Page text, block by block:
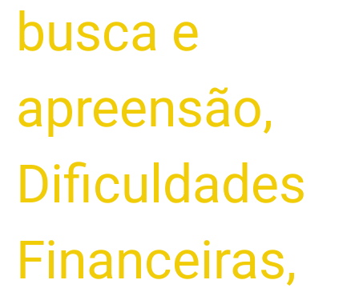
busca e
apreensão,
Dificuldades
Financeiras,